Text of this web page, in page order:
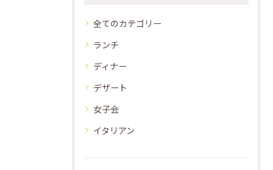
全てのカテゴリー
ランチ
ディナー
デザート
女子会
イタリアン